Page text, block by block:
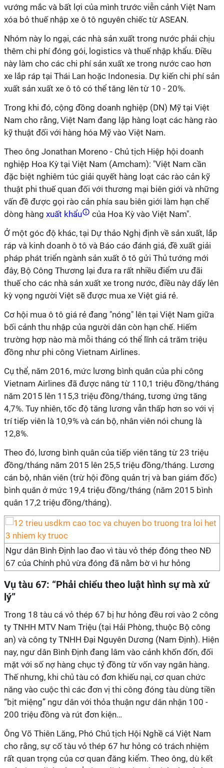
vướng mắc và bất lợi của mình trước viễn cảnh Việt Nam
xóa bỏ thuế nhập xe ô tô nguyên chiếc từ ASEAN.
Nhóm này lo ngại, các nhà sản xuất trong nước phải chịu
thêm chi phí đóng gói, logistics và thuế nhập khẩu. Điều
này làm cho các chi phí sản xuất xe trong nước cao hơn
xe lắp ráp tại Thái Lan hoặc Indonesia. Dự kiến chi phí sản
xuất sản xuất xe ô tô có thể tăng lên từ 10 - 20%.
Trong khi đó, cộng đồng doanh nghiệp (DN) Mỹ tại Việt
Nam cho rằng, Việt Nam đang lập hàng loạt các hàng rào
kỹ thuật đối với hàng hóa Mỹ vào Việt Nam.
Theo ông Jonathan Moreno - Chủ tịch Hiệp hội doanh
nghiệp Hoa Kỳ tại Việt Nam (Amcham): "Việt Nam cần
đặc biệt nghiêm túc giải quyết hàng loạt các rào cản kỹ
thuật phi thuế quan đối với thương mại biên giới và những
vấn đề được gọi rào cản phía sau biên giới làm hạn chế
dòng hàng xuất khẩu
của Hoa Kỳ vào Việt Nam".
Ở một góc độ khác, tại Dự thảo Nghị định về sản xuất, lắp
ráp và kinh doanh ô tô và Báo cáo đánh giá, đề xuất giải
pháp phát triển ngành sản xuất ô tô gửi Thủ tướng mới
đây, Bộ Công Thương lại đưa ra rất nhiều điểm ưu đãi
thuế cho các nhà sản xuất xe trong nước, điều này dấy lên
kỳ vọng người Việt sẽ được mua xe Việt giá rẻ.
Cơ hội mua ô tô giá rẻ đang "nóng" lên tại Việt Nam giữa
bối cảnh thu nhập của người dân còn hạn chế. Hiếm
trường hợp nào mà mỗi tháng có thể lĩnh cả trăm triệu
đồng như phi công Vietnam Airlines.
Cụ thể, năm 2016, mức lương bình quân của phi công
Vietnam Airlines đã được nâng từ 110,1 triệu đồng/tháng
năm 2015 lên 115,3 triệu đồng/tháng, tương ứng tăng
4,7%. Tuy nhiên, tốc độ tăng lương vẫn thấp hơn so với vị
trí tiếp viên là 10,9% và cán bộ, nhân viên nói chung là
12,8%.
Theo đó, lương bình quân của tiếp viên tăng từ 23 triệu
đồng/tháng năm 2015 lên 25,5 triệu đồng/tháng. Lương
cán bộ, nhân viên (trừ hội đồng quản trị và ban giám đốc)
bình quân ở mức 19,4 triệu đồng/tháng (năm 2015 bình
quân 17,2 triệu đồng/tháng).
Ngư dân Bình Định lao đao vì tàu vỏ thép đóng theo NĐ
67 của Chính phủ vừa đóng đã nằm bờ vì hư hỏng
Vụ tàu 67: “Phải chiểu theo luật hình sự mà xử
lý”
Trong 18 tàu cá vỏ thép 67 bị hư hỏng đều rơi vào 2 công
ty TNHH MTV Nam Triệu (tại Hải Phòng, thuộc Bộ công
an) và công ty TNHH Đại Nguyên Dương (Nam Định). Hiện
nay, ngư dân Bình Định đang lâm vào cảnh khốn đốn, đối
mặt với số nợ hàng chục tỷ đồng từ vốn vay ngân hàng.
Thế nhưng, khi chủ tàu có đơn khiếu nại, cơ quan chức
năng vào cuộc thì các đơn vị thi công đóng tàu dùng tiền
“bịt miệng” ngư dân với thỏa thuận ngư dân nhận 100 -
200 triệu đồng và rút đơn kiện…
Ông Võ Thiên Lăng, Phó Chủ tịch Hội Nghề cá Việt Nam
cho rằng, sự cố tàu vỏ thép 67 hư hỏng có trách nhiệm
rất quan trọng của cơ quan đăng kiểm. Theo ông, dù kết